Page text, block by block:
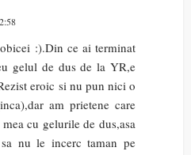
:).Din ce ai terminat
gelul de dus de la YR,e
eroic si nu pun nici o
am prietene care
cu gelurile de dus,asa
nu le incerc taman pe